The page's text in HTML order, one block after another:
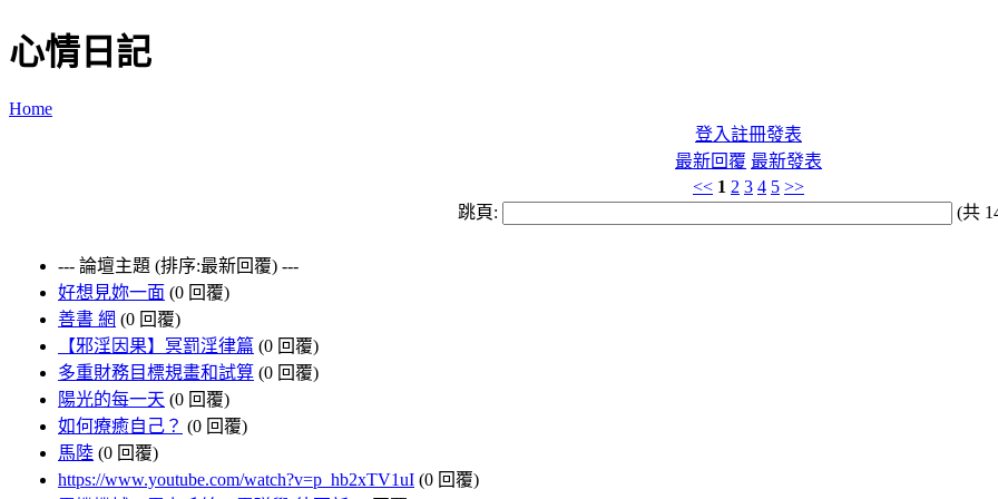
心情日記
Home
登入註冊發表
最新回覆 最新發表
<< 1 2 3 4 5 >>
跳頁:
(共
--- 論壇主題 (排序:最新回覆) ---
好想見妳一面 (0 回覆)
善書 網 (0 回覆)
【邪淫因果】冥罰淫律篇 (0 回覆)
多重財務目標規畫和試算 (0 回覆)
陽光的每一天 (0 回覆)
如何療癒自己？ (0 回覆)
馬陸 (0 回覆)
https://www.youtube.com/watch?v=p_hb2xTV1uI (0 回覆)